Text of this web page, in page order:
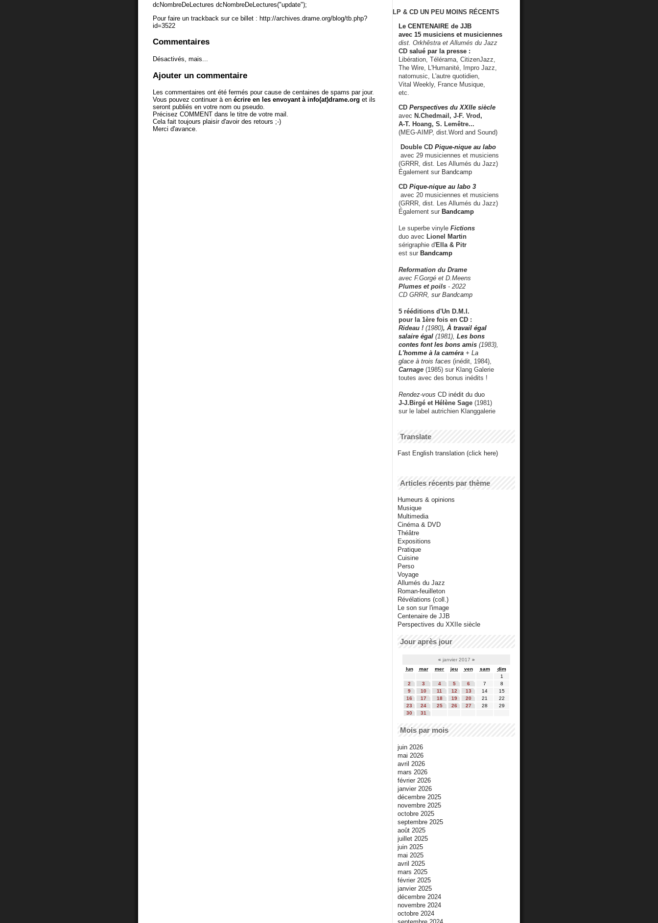
dcNombreDeLectures dcNombreDeLectures("update");
Pour faire un trackback sur ce billet : http://archives.drame.org/blog/tb.php?
id=3522
Commentaires
Désactivés, mais...
Ajouter un commentaire
Les commentaires ont été fermés pour cause de centaines de spams par jour.
Vous pouvez continuer à en écrire en les envoyant à info(at)drame.org et ils
seront publiés en votre nom ou pseudo.
Précisez COMMENT dans le titre de votre mail.
Cela fait toujours plaisir d'avoir des retours ;-)
Merci d'avance.
LP & CD UN PEU MOINS RÉCENTS
Le CENTENAIRE de JJB
avec 15 musiciens et musiciennes
dist. Orkhêstra et Allumés du Jazz
CD salué par la presse :
Libération, Télérama, CitizenJazz,
The Wire, L'Humanité, Impro Jazz,
natomusic, L'autre quotidien,
Vital Weekly, France Musique,
etc.
CD Perspectives du XXIIe siècle
avec N.Chedmail, J-F. Vrod,
A-T. Hoang, S. Lemêtre...
(MEG-AIMP, dist.Word and Sound)
Double CD Pique-nique au labo
avec 29 musiciennes et musiciens
(GRRR, dist. Les Allumés du Jazz)
Également sur Bandcamp
CD Pique-nique au labo 3
avec 20 musiciennes et musiciens
(GRRR, dist. Les Allumés du Jazz)
Également sur Bandcamp
Le superbe vinyle Fictions
duo avec Lionel Martin
sérigraphie d'Ella & Pitr
est sur Bandcamp
Reformation du Drame
avec F.Gorgé et D.Meens
Plumes et poils - 2022
CD GRRR, sur Bandcamp
5 rééditions d'Un D.M.I.
pour la 1ère fois en CD :
Rideau ! (1980), À travail égal
salaire égal (1981), Les bons
contes font les bons amis (1983),
L'homme à la caméra + La
glace à trois faces (inédit, 1984),
Carnage (1985) sur Klang Galerie
toutes avec des bonus inédits !
Rendez-vous CD inédit du duo
J-J.Birgé et Hélène Sage (1981)
sur le label autrichien Klanggalerie
Translate
Fast English translation (click here)
Articles récents par thème
Humeurs & opinions
Musique
Multimedia
Cinéma & DVD
Théâtre
Expositions
Pratique
Cuisine
Perso
Voyage
Allumés du Jazz
Roman-feuilleton
Révélations (coll.)
Le son sur l'image
Centenaire de JJB
Perspectives du XXIIe siècle
Jour après jour
« janvier 2017 »
lun
mar mer jeu ven sam
dim
1
2
3 4 5 6 7
8
9
10 11 12 13 14
15
16
17 18 19 20 21
22
23
24 25 26 27 28
29
30
31
Mois par mois
juin 2026
mai 2026
avril 2026
mars 2026
février 2026
janvier 2026
décembre 2025
novembre 2025
octobre 2025
septembre 2025
août 2025
juillet 2025
juin 2025
mai 2025
avril 2025
mars 2025
février 2025
janvier 2025
décembre 2024
novembre 2024
octobre 2024